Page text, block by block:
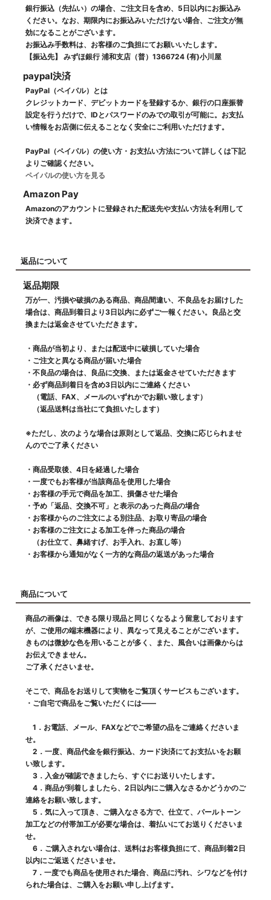
銀行振込（先払い）の場合、ご注文日を含め、5日以内にお振込み
ください。なお、期限内にお振込みいただけない場合、ご注文が無
効になることがございます。
お振込み手数料は、お客様のご負担にてお願いいたします。
【振込先】 みずほ銀行 浦和支店（普）1366724 (有)小川屋
paypal決済
PayPal（ペイパル）とは
クレジットカード、デビットカードを登録するか、銀行の口座振替
設定を行うだけで、IDとパスワードのみでの取引が可能に。お支払
い情報をお店側に伝えることなく安全にご利用いただけます。
PayPal（ペイパル）の使い方・お支払い方法について詳しくは下記
よりご確認ください。
ペイパルの使い方を見る
Amazon Pay
Amazonのアカウントに登録された配送先や支払い方法を利用して
決済できます。
返品について
返品期限
万が一、汚損や破損のある商品、商品間違い、不良品をお届けした
場合は、商品到着日より3日以内に必ずご一報ください。良品と交
換または返金させていただきます。
・商品が当初より、または配送中に破損していた場合
・ご注文と異なる商品が届いた場合
・不良品の場合は、良品に交換、または返金させていただきます
・必ず商品到着日を含め3日以内にご連絡ください
（電話、FAX、メールのいずれかでお願い致します）
（返品送料は当社にて負担いたします）
※ただし、次のような場合は原則として返品、交換に応じられませ
んのでご了承ください
・商品受取後、4日を経過した場合
・一度でもお客様が当該商品を使用した場合
・お客様の手元で商品を加工、損傷させた場合
・予め「返品、交換不可」と表示のあった商品の場合
・お客様からのご注文による別注品、お取り寄品の場合
・お客様のご注文による加工を伴った商品の場合
（お仕立て、鼻緒すげ、お手入れ、お直し等）
・お客様から通知がなく一方的な商品の返送があった場合
商品について
商品の画像は、できる限り現品と同じくなるよう留意しております
が、ご使用の端末機器により、異なって見えることがございます。
きものは微妙な色を用いることが多く、また、風合いは画像からは
お伝えできません。
ご了承くださいませ。
そこで、商品をお送りして実物をご覧頂くサービスもございます。
・ご自宅で商品をご覧いただくには――
1．お電話、メール、FAXなどでご希望の品をご連絡くださいま
せ。
2．一度、商品代金を銀行振込、カード決済にてお支払いをお願
い致します。
3．入金が確認できましたら、すぐにお送りいたします。
4．商品が到着しましたら、2日以内にご購入なさるかどうかのご
連絡をお願い致します。
5．気に入って頂き、ご購入なさる方で、仕立て、パールトーン
加工などの付帯加工が必要な場合は、着払いにてお送りくださいま
せ。
6．ご購入されない場合は、送料はお客様負担にて、商品到着2日
以内にご返送くださいませ。
7．一度でも商品を使用された場合、商品に汚れ、シワなどを付け
られた場合は、ご購入をお願い申し上げます。